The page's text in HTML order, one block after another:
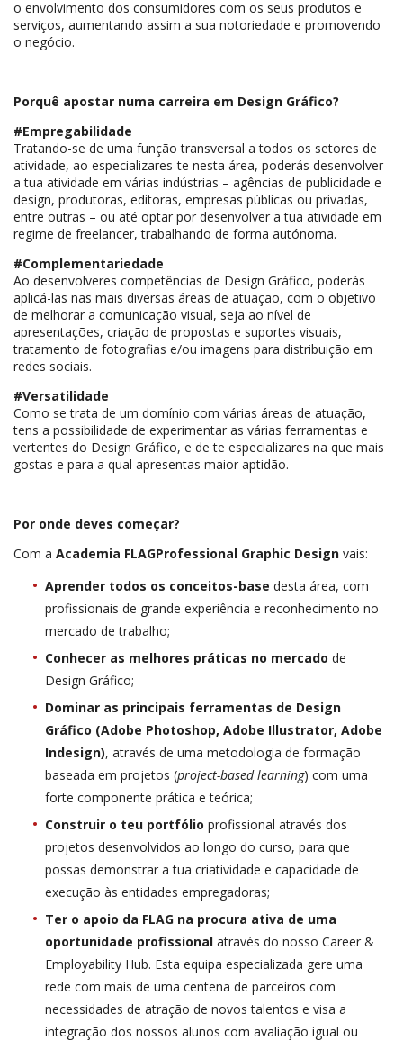
o envolvimento dos consumidores com os seus produtos e
serviços, aumentando assim a sua notoriedade e promovendo
o negócio.
Porquê apostar numa carreira em Design Gráfico?
#Empregabilidade
Tratando-se de uma função transversal a todos os setores de
atividade, ao especializares-te nesta área, poderás desenvolver
a tua atividade em várias indústrias – agências de publicidade e
design, produtoras, editoras, empresas públicas ou privadas,
entre outras – ou até optar por desenvolver a tua atividade em
regime de freelancer, trabalhando de forma autónoma.
#Complementariedade
Ao desenvolveres competências de Design Gráfico, poderás
aplicá-las nas mais diversas áreas de atuação, com o objetivo
de melhorar a comunicação visual, seja ao nível de
apresentações, criação de propostas e suportes visuais,
tratamento de fotografias e/ou imagens para distribuição em
redes sociais.
#Versatilidade
Como se trata de um domínio com várias áreas de atuação,
tens a possibilidade de experimentar as várias ferramentas e
vertentes do Design Gráfico, e de te especializares na que mais
gostas e para a qual apresentas maior aptidão.
Por onde deves começar?
Com a Academia FLAGProfessional Graphic Design vais:
Aprender todos os conceitos-base desta área, com
profissionais de grande experiência e reconhecimento no
mercado de trabalho;
Conhecer as melhores práticas no mercado de
Design Gráfico;
Dominar as principais ferramentas de Design
Gráfico (Adobe Photoshop, Adobe Illustrator, Adobe
Indesign), através de uma metodologia de formação
baseada em projetos (project-based learning) com uma
forte componente prática e teórica;
Construir o teu portfólio profissional através dos
projetos desenvolvidos ao longo do curso, para que
possas demonstrar a tua criatividade e capacidade de
execução às entidades empregadoras;
Ter o apoio da FLAG na procura ativa de uma
oportunidade profissional através do nosso Career &
Employability Hub. Esta equipa especializada gere uma
rede com mais de uma centena de parceiros com
necessidades de atração de novos talentos e visa a
integração dos nossos alunos com avaliação igual ou